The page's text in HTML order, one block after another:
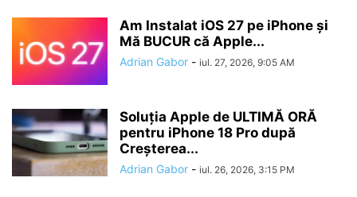
Am Instalat iOS 27 pe iPhone și
Mă BUCUR că Apple...
Adrian Gabor - iul. 27, 2026, 9:05 AM
Soluția Apple de ULTIMĂ ORĂ
pentru iPhone 18 Pro după
Creșterea...
Adrian Gabor - iul. 26, 2026, 3:15 PM